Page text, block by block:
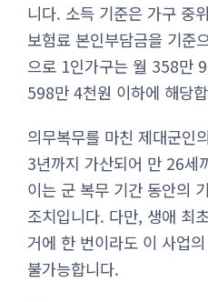
니다. 소득 기준은 가구 중
보험료 본인부담금을 기준
으로 1인가구는 월 358만
598만 4천원 이하에 해당
의무복무를 마친 제대군인
3년까지 가산되어 만 26세
이는 군 복무 기간 동안의
조치입니다. 다만, 생애 최
거에 한 번이라도 이 사업
불가능합니다.